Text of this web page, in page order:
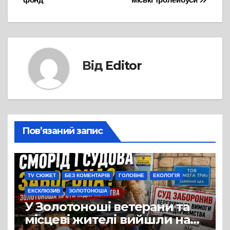
Від Editor
Пов’язаний запис
TV СЮЖЕТ БЕЗ КОМЕНТАРІВ ГОЛОВНЕ ЕКОЛОГІЯ
ЕКСКЛЮЗИВ ЗОЛОТОНОША
У Золотоноші ветерани та
місцеві жителі вийшли на